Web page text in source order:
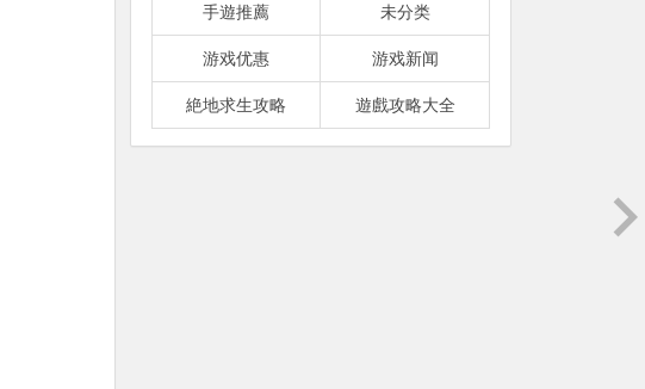
手遊推薦 未分类
游戏优惠 游戏新闻
絶地求生攻略 遊戲攻略大全